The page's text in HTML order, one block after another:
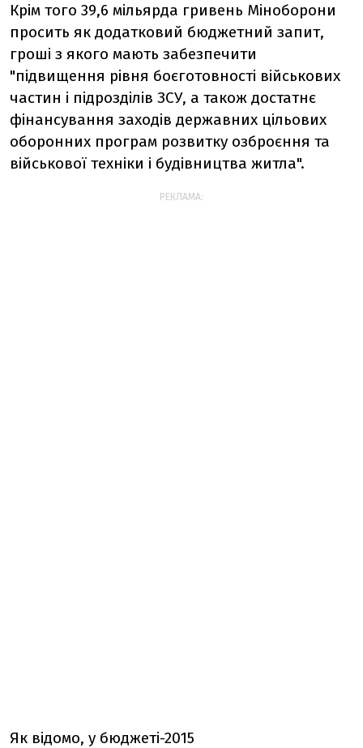
Крім того 39,6 мільярда гривень Міноборони
просить як додатковий бюджетний запит,
гроші з якого мають забезпечити
"підвищення рівня боєготовності військових
частин і підрозділів ЗСУ, а також достатнє
фінансування заходів державних цільових
оборонних програм розвитку озброєння та
військової техніки і будівництва житла".
РЕКЛАМА:
Як відомо, у бюджеті-2015